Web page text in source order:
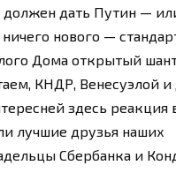
должен дать Путин —
нового —
Дома открытый
КНДР, Венесуэлой и
здесь реакция
лучшие друзья наших
Сбербанка и